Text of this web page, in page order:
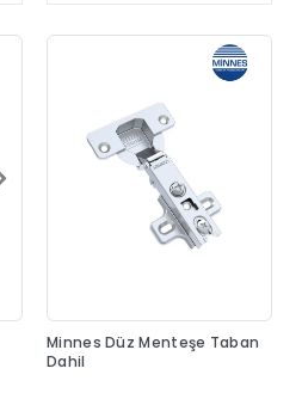
Minnes Düz Menteşe Taban
Dahil